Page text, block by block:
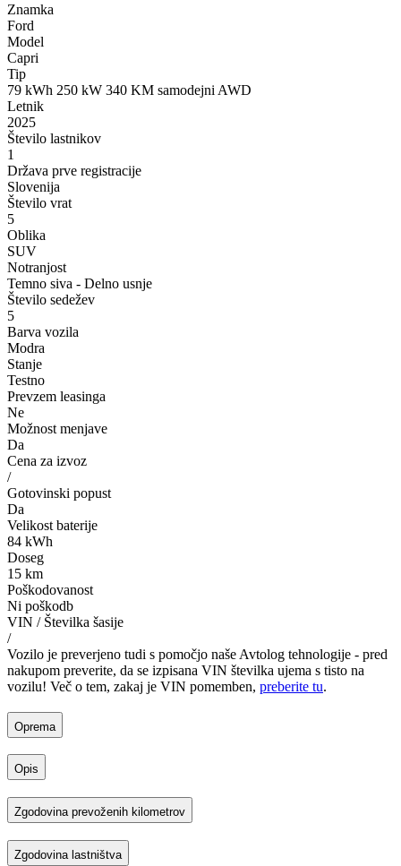
Znamka
Ford
Model
Capri
Tip
79 kWh 250 kW 340 KM samodejni AWD
Letnik
2025
Število lastnikov
1
Država prve registracije
Slovenija
Število vrat
5
Oblika
SUV
Notranjost
Temno siva - Delno usnje
Število sedežev
5
Barva vozila
Modra
Stanje
Testno
Prevzem leasinga
Ne
Možnost menjave
Da
Cena za izvoz
/
Gotovinski popust
Da
Velikost baterije
84 kWh
Doseg
15 km
Poškodovanost
Ni poškodb
VIN / Številka šasije
/
Vozilo je preverjeno tudi s pomočjo naše Avtolog tehnologije - pred
nakupom preverite, da se izpisana VIN številka ujema s tisto na
vozilu! Več o tem, zakaj je VIN pomemben, preberite tu.
Oprema
Opis
Zgodovina prevoženih kilometrov
Zgodovina lastništva